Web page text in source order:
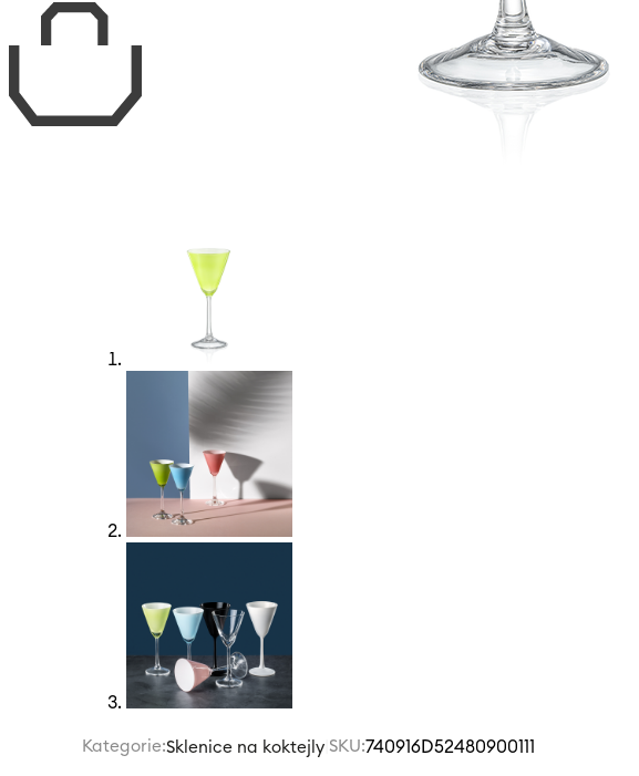
Kategorie:Sklenice na koktejly SKU:740916D52480900111